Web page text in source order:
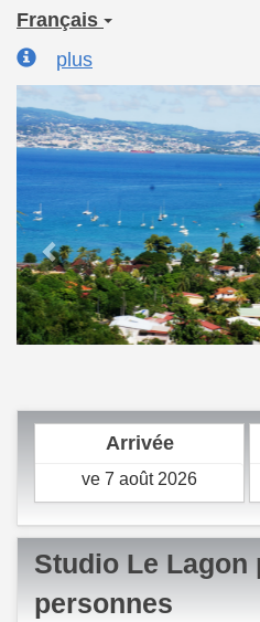
Français
plus
Previous
Arrivée
Studio Le Lagon
personnes